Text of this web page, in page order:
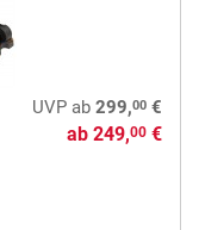
UVPab 299,00€
ab 249,00€